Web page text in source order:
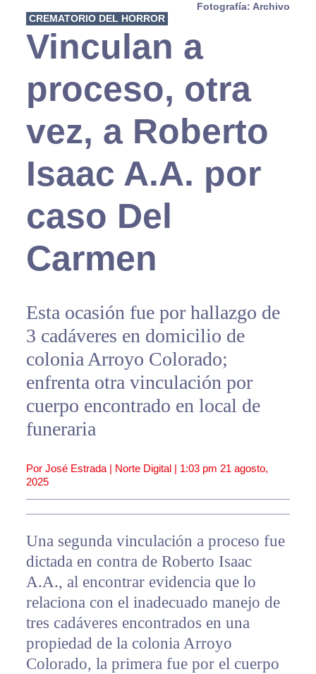
Fotografía: Archivo
CREMATORIO DEL HORROR
Vinculan a
proceso, otra
vez, a Roberto
Isaac A.A. por
caso Del
Carmen
Esta ocasión fue por hallazgo de
3 cadáveres en domicilio de
colonia Arroyo Colorado;
enfrenta otra vinculación por
cuerpo encontrado en local de
funeraria
Por José Estrada | Norte Digital | 1:03 pm 21 agosto,
2025
Una segunda vinculación a proceso fue
dictada en contra de Roberto Isaac
A.A., al encontrar evidencia que lo
relaciona con el inadecuado manejo de
tres cadáveres encontrados en una
propiedad de la colonia Arroyo
Colorado, la primera fue por el cuerpo